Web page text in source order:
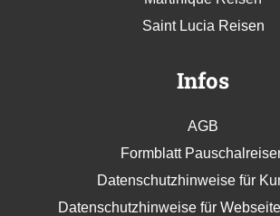
Saint Lucia Reisen
Infos
AGB
Formblatt
Datenschutzhinweise für
Datenschutzhinweise für